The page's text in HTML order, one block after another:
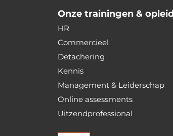
Onze trainingen &
HR
Commercieel
Detachering
Kennis
Management & Leiderschap
Online assessments
Uitzendprofessional